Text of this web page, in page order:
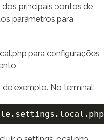
principais pontos de
parâmetros para
para configurações
exemplo. No terminal: